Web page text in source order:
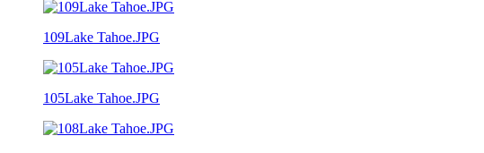
109Lake Tahoe.JPG
105Lake Tahoe.JPG